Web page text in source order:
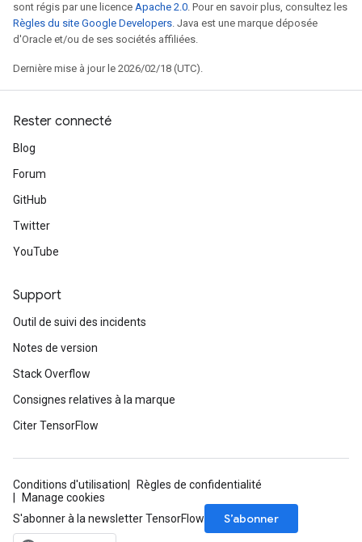
sont régis par une licence Apache 2.0. Pour en savoir plus, consultez les
Règles du site Google Developers. Java est une marque déposée
d'Oracle et/ou de ses sociétés affiliées.
Dernière mise à jour le 2026/02/18 (UTC).
Rester connecté
Blog
Forum
GitHub
Twitter
YouTube
Support
Outil de suivi des incidents
Notes de version
Stack Overflow
Consignes relatives à la marque
Citer TensorFlow
Conditions d'utilisation
Règles de confidentialité
Manage cookies
S'abonner à la newsletter TensorFlow
S’abonner